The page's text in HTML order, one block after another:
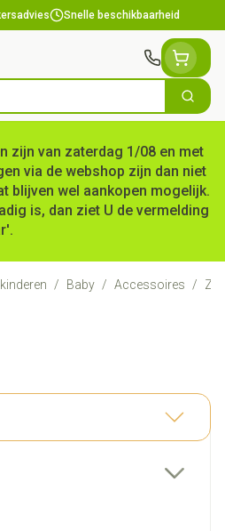
Snelle beschikbaarheid
Zoek
zijn van zaterdag 1/08 en met
via de webshop zijn dan niet
blijven wel aankopen mogelijk.
is, dan ziet U de vermelding
/ Baby / Accessoires /